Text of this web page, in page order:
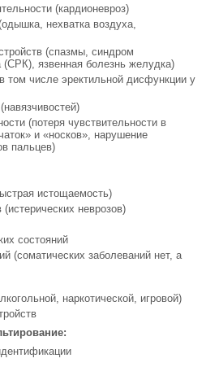
(кардионевроз)
нехватка воздуха,
(спазмы, синдром
(СРК), язвенная болезнь желудка)
том числе эректильной дисфункции у
(потеря чувствительности в
и «носков», нарушение
пальцев)
истощаемость)
неврозов)
состояний
(соматических заболеваний нет, а
наркотической, игровой)